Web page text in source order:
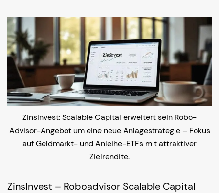
ZinsInvest: Scalable Capital erweitert sein Robo-
Advisor-Angebot um eine neue Anlagestrategie – Fokus
auf Geldmarkt- und Anleihe-ETFs mit attraktiver
Zielrendite.
ZinsInvest – Roboadvisor Scalable Capital